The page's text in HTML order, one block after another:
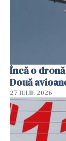
Încă o dronă
Două
27 IULIE 2026